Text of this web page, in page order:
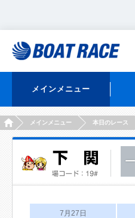
メインメニュー
HOMEメインメニュー 本日のレース
7月27日